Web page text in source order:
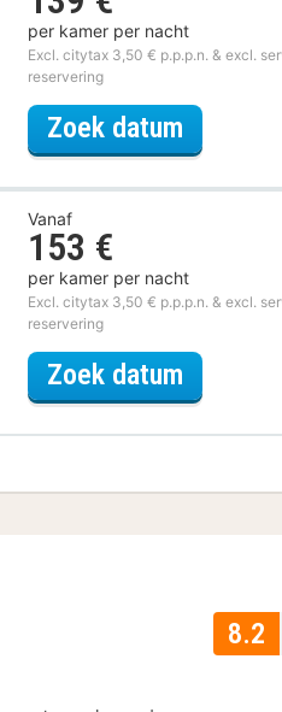
per kamer per nacht
Excl. citytax 3,50 € p.p.p.n. & excl.
reservering
Zoek datum
Vanaf
153 €
per kamer per nacht
Excl. citytax 3,50 € p.p.p.n. & excl.
reservering
Zoek datum
8.2